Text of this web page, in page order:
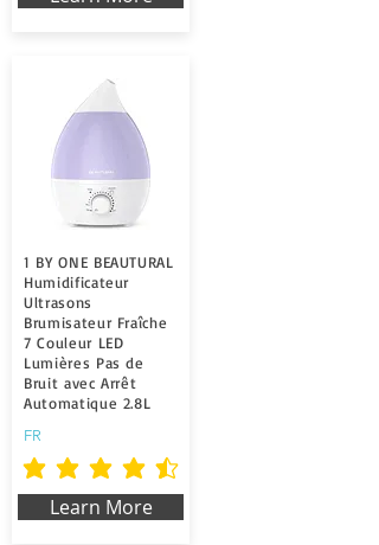
1 BY ONE BEAUTURAL
Humidificateur
Ultrasons
Brumisateur Fraîche
7 Couleur LED
Lumières Pas de
Bruit avec Arrêt
Automatique 2.8L
FR
durchschnittliches Rating ist 4.5 von 5
Learn More